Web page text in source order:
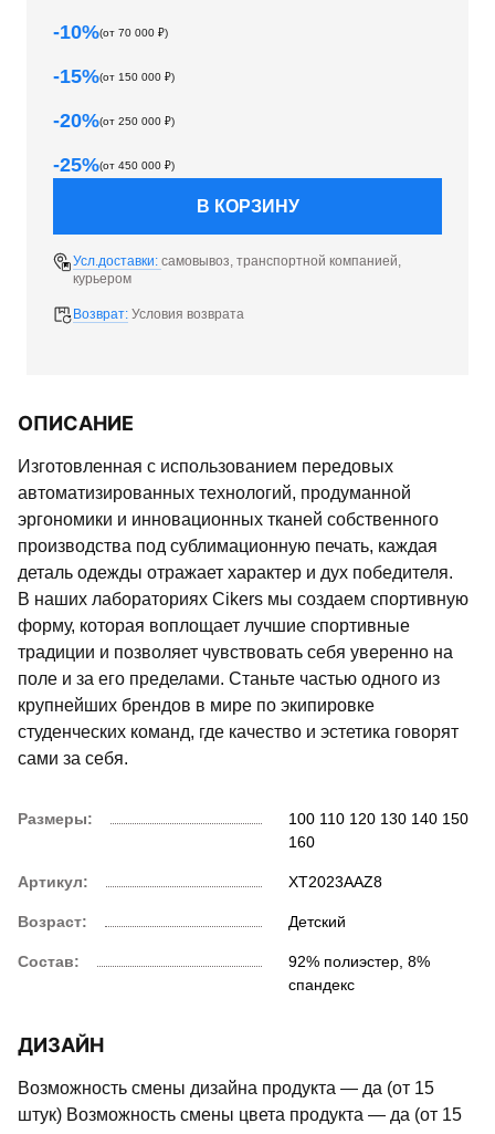
-10%(от 70 000 ₽)
-15%(от 150 000 ₽)
-20%(от 250 000 ₽)
-25%(от 450 000 ₽)
В КОРЗИНУ
Усл.доставки: самовывоз, транспортной компанией,
курьером
Возврат: Условия возврата
ОПИСАНИЕ
Изготовленная с использованием передовых
автоматизированных технологий, продуманной
эргономики и инновационных тканей собственного
производства под сублимационную печать, каждая
деталь одежды отражает характер и дух победителя.
В наших лабораториях Cikers мы создаем спортивную
форму, которая воплощает лучшие спортивные
традиции и позволяет чувствовать себя уверенно на
поле и за его пределами. Станьте частью одного из
крупнейших брендов в мире по экипировке
студенческих команд, где качество и эстетика говорят
сами за себя.
Размеры: 100110120130140150
160
Артикул: XT2023AAZ8
Возраст: Детский
Состав:
92% полиэстер, 8%
спандекс
ДИЗАЙН
Возможность смены дизайна продукта — да (от 15
штук) Возможность смены цвета продукта — да (от 15